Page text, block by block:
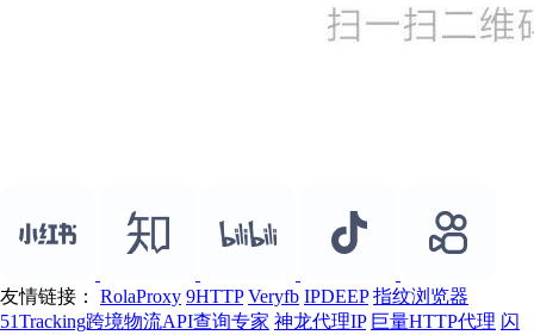
友情链接： RolaProxy 9HTTP Veryfb IPDEEP 指纹浏览器
51Tracking跨境物流API查询专家 神龙代理IP 巨量HTTP代理 闪